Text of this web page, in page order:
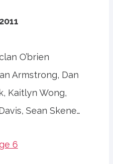
O’brien
Armstrong, Dan
Kaitlyn Wong,
Sean Skene…